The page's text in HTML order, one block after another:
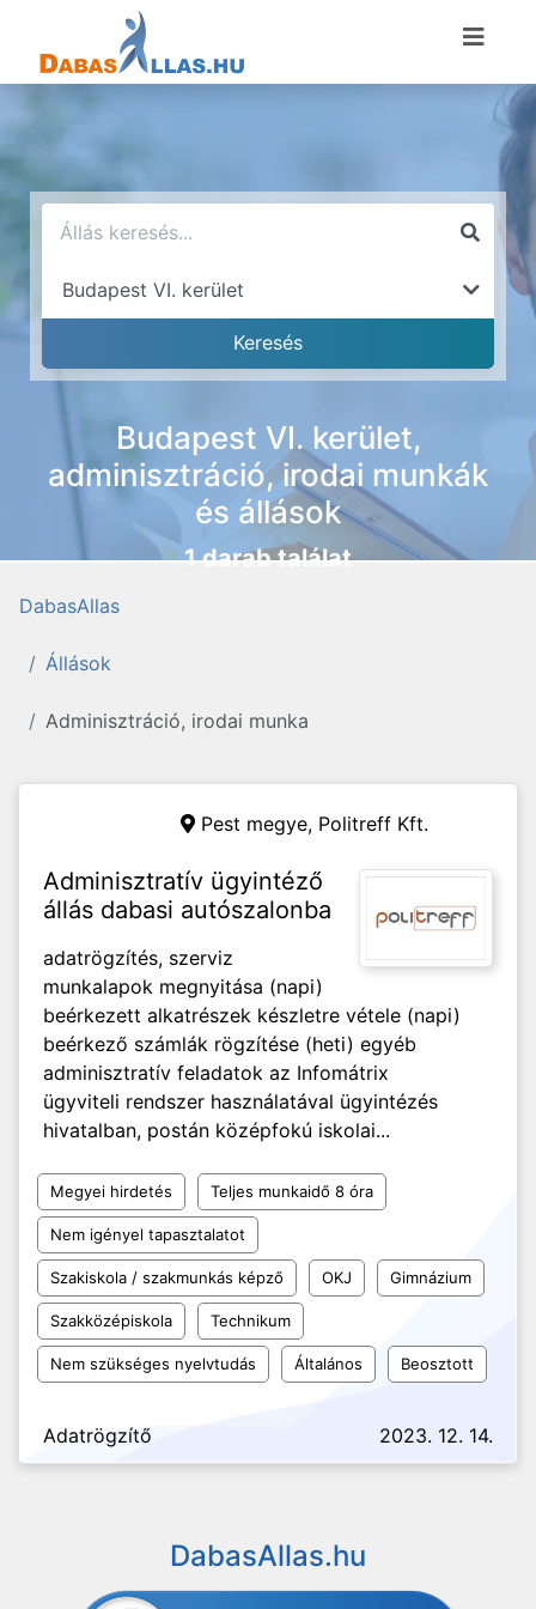
Budapest VI. kerület,
adminisztráció, irodai munkák
és állások
1 darab találat
DabasAllas
Állások
Adminisztráció, irodai munka
Pest megye, Politreff Kft.
Adminisztratív ügyintéző
állás dabasi autószalonba
adatrögzítés, szerviz
munkalapok megnyitása (napi)
beérkezett alkatrészek készletre vétele (napi)
beérkező számlák rögzítése (heti) egyéb
adminisztratív feladatok az Infomátrix
ügyviteli rendszer használatával ügyintézés
hivatalban, postán középfokú iskolai...
Megyei hirdetés Teljes munkaidő 8 óra
Nem igényel tapasztalatot
Szakiskola / szakmunkás képző OKJ Gimnázium
Szakközépiskola Technikum
Nem szükséges nyelvtudás Általános Beosztott
Adatrögzítő 2023. 12. 14.
DabasAllas.hu